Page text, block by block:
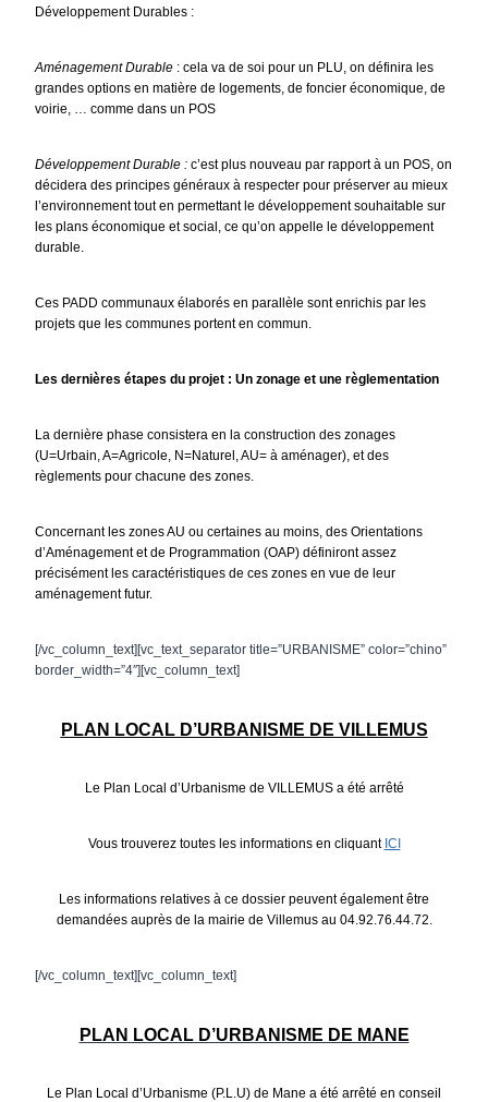
Développement Durables :
Aménagement Durable : cela va de soi pour un PLU, on définira les
grandes options en matière de logements, de foncier économique, de
voirie, … comme dans un POS
Développement Durable : c’est plus nouveau par rapport à un POS, on
décidera des principes généraux à respecter pour préserver au mieux
l’environnement tout en permettant le développement souhaitable sur
les plans économique et social, ce qu’on appelle le développement
durable.
Ces PADD communaux élaborés en parallèle sont enrichis par les
projets que les communes portent en commun.
Les dernières étapes du projet : Un zonage et une règlementation
La dernière phase consistera en la construction des zonages
(U=Urbain, A=Agricole, N=Naturel, AU= à aménager), et des
règlements pour chacune des zones.
Concernant les zones AU ou certaines au moins, des Orientations
d’Aménagement et de Programmation (OAP) définiront assez
précisément les caractéristiques de ces zones en vue de leur
aménagement futur.
[/vc_column_text][vc_text_separator title=”URBANISME” color=”chino”
border_width=”4″][vc_column_text]
PLAN LOCAL D’URBANISME DE VILLEMUS
Le Plan Local d’Urbanisme de VILLEMUS a été arrêté
Vous trouverez toutes les informations en cliquant ICI
Les informations relatives à ce dossier peuvent également être
demandées auprès de la mairie de Villemus au 04.92.76.44.72.
[/vc_column_text][vc_column_text]
PLAN LOCAL D’URBANISME DE MANE
Le Plan Local d’Urbanisme (P.L.U) de Mane a été arrêté en conseil